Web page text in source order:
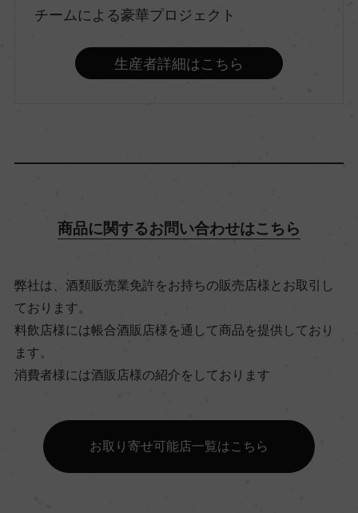
ピノ・ノワール 100%
ビオ情報・認証機関
サステナブル農法
有機JAS認証
コンクール入賞歴
チームによる豪華プロジェクト
生産者詳細はこちら
商品に関するお問い合わせはこちら
弊社は、酒類販売業免許をお持ちの販売店様とお取引し
ております。
料飲店様には帳合酒販店様を通して商品を提供しており
ます。
消費者様には酒販店様の紹介をしております
お取り寄せ可能店一覧はこちら